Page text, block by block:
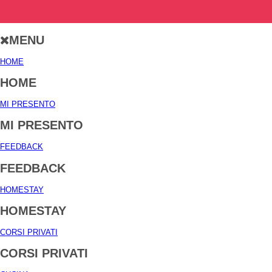
MENU
HOME
HOME
MI PRESENTO
MI PRESENTO
FEEDBACK
FEEDBACK
HOMESTAY
HOMESTAY
CORSI PRIVATI
CORSI PRIVATI